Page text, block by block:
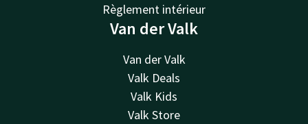
Règlement intérieur
Van der Valk
Van der Valk
Valk Deals
Valk Kids
Valk Store